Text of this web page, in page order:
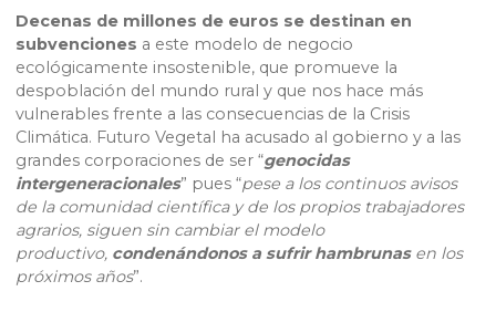
Decenas de millones de euros se destinan en
subvenciones a este modelo de negocio
ecológicamente insostenible, que promueve la
despoblación del mundo rural y que nos hace más
vulnerables frente a las consecuencias de la Crisis
Climática. Futuro Vegetal ha acusado al gobierno y a las
grandes corporaciones de ser “genocidas
intergeneracionales” pues “pese a los continuos avisos
de la comunidad científica y de los propios trabajadores
agrarios, siguen sin cambiar el modelo
productivo, condenándonos a sufrir hambrunasen los
próximos años”.